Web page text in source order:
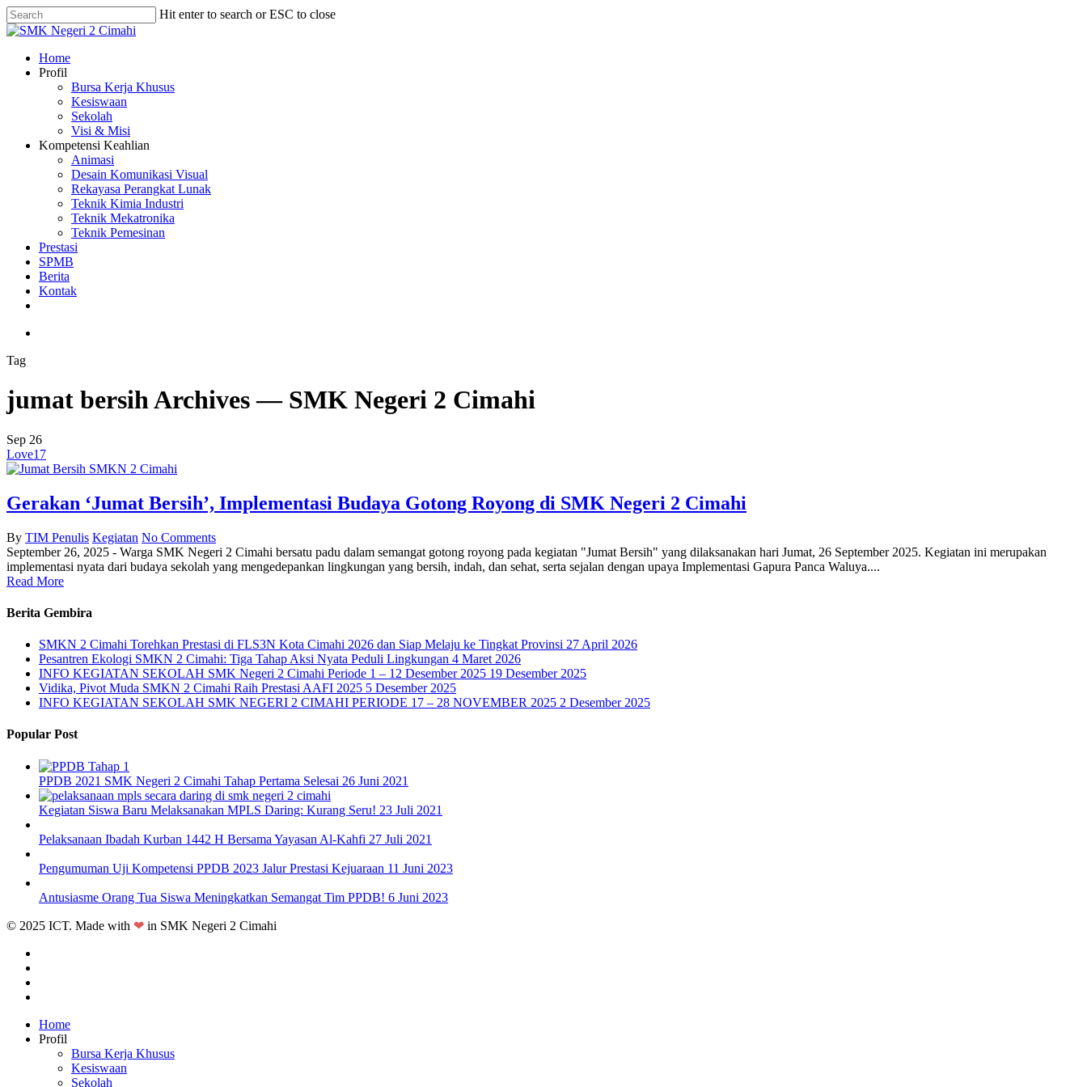
Skip
to
content
Hit enter to search or ESC to close
Close
search
Menu
Home
Profil
Bursa Kerja Khusus
Kesiswaan
Sekolah
Visi & Misi
Kompetensi Keahlian
Animasi
Desain Komunikasi Visual
Rekayasa Perangkat Lunak
Teknik Kimia Industri
Teknik Mekatronika
Teknik Pemesinan
Prestasi
SPMB
Berita
Kontak
Tag
jumat bersih Archives — SMK Negeri 2 Cimahi
Sep 26
Love17
Gerakan ‘Jumat Bersih’, Implementasi Budaya Gotong Royong di SMK Negeri 2 Cimahi
By TIM Penulis Kegiatan No Comments
September 26, 2025 - Warga SMK Negeri 2 Cimahi bersatu padu dalam semangat gotong royong pada kegiatan "Jumat Bersih" yang dilaksanakan hari Jumat, 26 September 2025. Kegiatan ini merupakan
implementasi nyata dari budaya sekolah yang mengedepankan lingkungan yang bersih, indah, dan sehat, serta sejalan dengan upaya Implementasi Gapura Panca Waluya....
Read More
Berita Gembira
SMKN 2 Cimahi Torehkan Prestasi di FLS3N Kota Cimahi 2026 dan Siap Melaju ke Tingkat Provinsi 27 April 2026
Pesantren Ekologi SMKN 2 Cimahi: Tiga Tahap Aksi Nyata Peduli Lingkungan 4 Maret 2026
INFO KEGIATAN SEKOLAH SMK Negeri 2 Cimahi Periode 1 – 12 Desember 2025 19 Desember 2025
Vidika, Pivot Muda SMKN 2 Cimahi Raih Prestasi AAFI 2025 5 Desember 2025
INFO KEGIATAN SEKOLAH SMK NEGERI 2 CIMAHI PERIODE 17 – 28 NOVEMBER 2025 2 Desember 2025
Popular Post
PPDB 2021 SMK Negeri 2 Cimahi Tahap Pertama Selesai 26 Juni 2021
Kegiatan Siswa Baru Melaksanakan MPLS Daring: Kurang Seru! 23 Juli 2021
Pelaksanaan Ibadah Kurban 1442 H Bersama Yayasan Al-Kahfi 27 Juli 2021
Pengumuman Uji Kompetensi PPDB 2023 Jalur Prestasi Kejuaraan 11 Juni 2023
Antusiasme Orang Tua Siswa Meningkatkan Semangat Tim PPDB! 6 Juni 2023
© 2025 ICT. Made with ❤ in SMK Negeri 2 Cimahi
Close
Menu
Home
Profil
Bursa Kerja Khusus
Kesiswaan
Sekolah